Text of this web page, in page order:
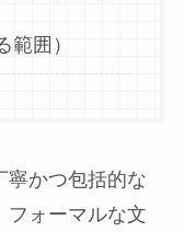
範囲）
寧かつ包括的な
フォーマルな文